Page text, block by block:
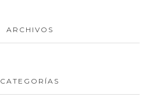
ARCHIVOS
CATEGORÍAS